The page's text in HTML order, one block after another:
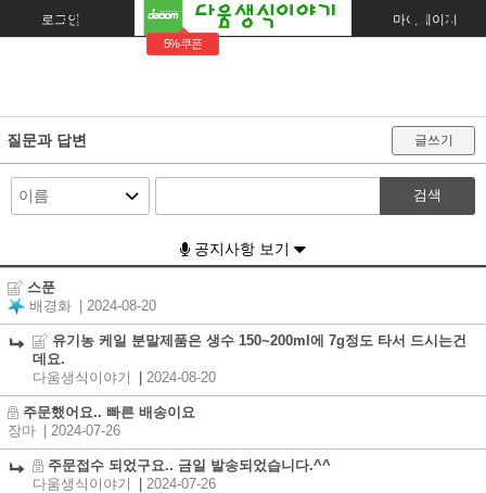
로그인 회원가입
5%쿠폰
주문조회 마이페이지
질문과 답변 글쓰기
검색
공지사항 보기
스푼
배경화
| 2024-08-20
유기농 케일 분말제품은 생수 150~200ml에 7g정도 타서 드시는건
데요.
다움생식이야기
2024-08-20
주문했어요.. 빠른 배송이요
장마
| 2024-07-26
주문접수 되었구요.. 금일 발송되었습니다.^^
다움생식이야기
2024-07-26